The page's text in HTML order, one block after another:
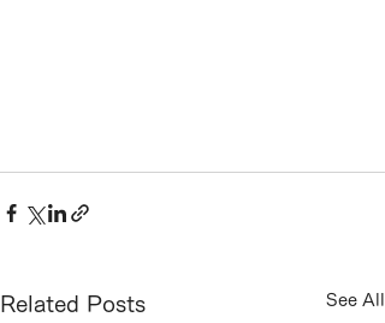
Related Posts See All